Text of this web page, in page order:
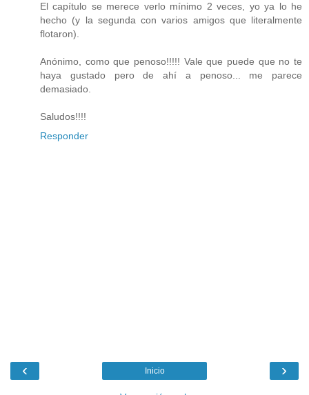
El capítulo se merece verlo mínimo 2 veces, yo ya lo he
hecho (y la segunda con varios amigos que literalmente
flotaron).
Anónimo, como que penoso!!!!! Vale que puede que no te
haya gustado pero de ahí a penoso... me parece
demasiado.
Saludos!!!!
Responder
‹ ›
Inicio